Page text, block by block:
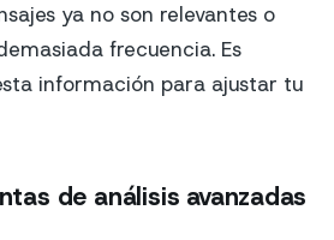
ya no son relevantes o
frecuencia. Es
información para ajustar tu
de análisis avanzadas